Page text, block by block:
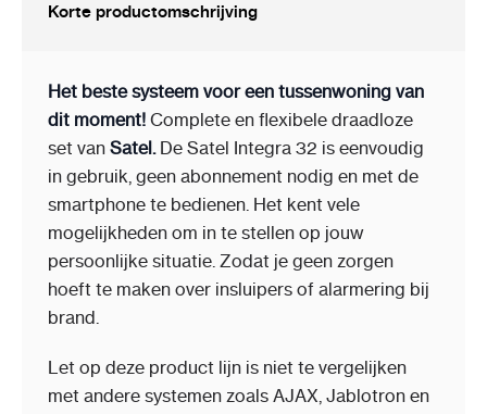
Korte productomschrijving
Het beste systeem voor een tussenwoning van
dit moment! Complete en flexibele draadloze
set van Satel. De Satel Integra 32 is eenvoudig
in gebruik, geen abonnement nodig en met de
smartphone te bedienen. Het kent vele
mogelijkheden om in te stellen op jouw
persoonlijke situatie. Zodat je geen zorgen
hoeft te maken over insluipers of alarmering bij
brand.
Let op deze product lijn is niet te vergelijken
met andere systemen zoals AJAX, Jablotron en